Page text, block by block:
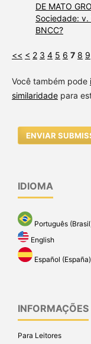
DE MATO
Sociedade: v.
BNCC?
<< < 2 3 4 5 6 7 8 9
Você também pode
similaridadepara
ENVIAR
IDIOMA
Português
English
Español (España)
INFORMAÇÕES
Para Leitores